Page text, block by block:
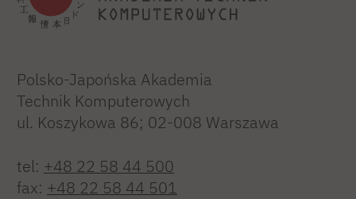
Polsko-Japońska Akademia
Technik Komputerowych
ul. Koszykowa 86; 02-008 Warszawa
tel: +48 22 58 44 500
fax: +48 22 58 44 501